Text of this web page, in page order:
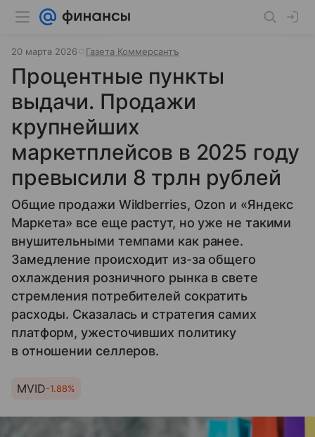
20 марта 2026 Газета Коммерсантъ
Процентные пункты
выдачи. Продажи
крупнейших
маркетплейсов в 2025 году
превысили 8 трлн рублей
Общие продажи Wildberries, Ozon и «Яндекс
Маркета» все еще растут, но уже не такими
внушительными темпами как ранее.
Замедление происходит из-за общего
охлаждения розничного рынка в свете
стремления потребителей сократить
расходы. Сказалась и стратегия самих
платформ, ужесточивших политику
в отношении селлеров.
MVID-1.88%